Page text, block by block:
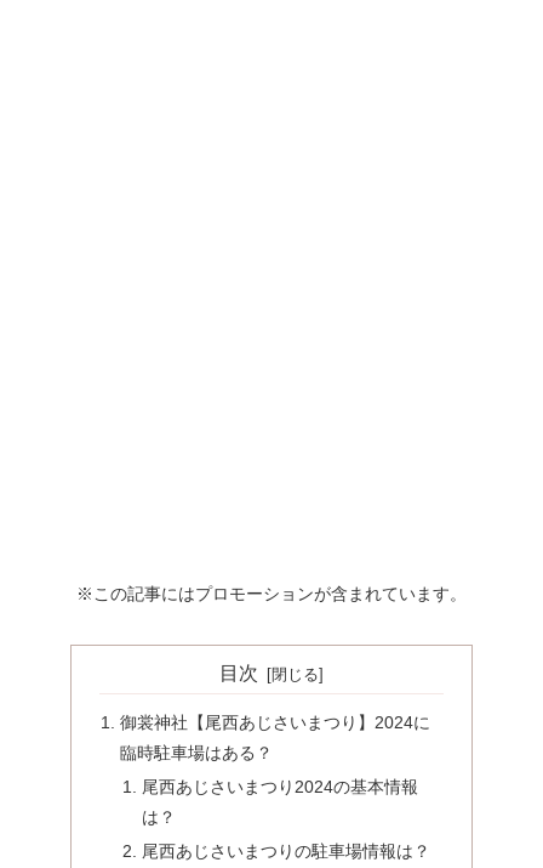
※この記事にはプロモーションが含まれています。
目次
御裳神社【尾西あじさいまつり】2024に
臨時駐車場はある？
尾西あじさいまつり2024の基本情報
は？
尾西あじさいまつりの駐車場情報は？